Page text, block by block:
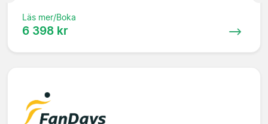
Läs mer/Boka
6 398 kr